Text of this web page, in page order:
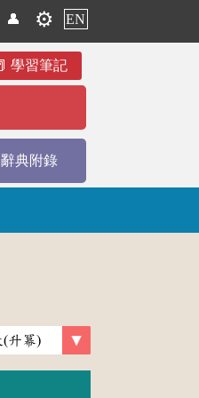
👤 ⚙️ EN
學習筆記
辭典附錄